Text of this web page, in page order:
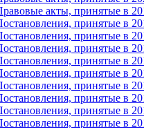
акты, принятые в
принятые в
принятые в
принятые в
принятые в
принятые в
принятые в
принятые в
принятые в
принятые в